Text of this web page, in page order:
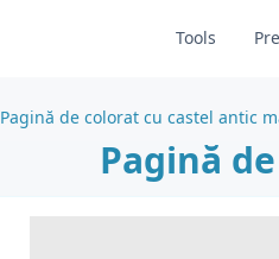
Tools
Pagină de colorat cu castel antic
Pagină